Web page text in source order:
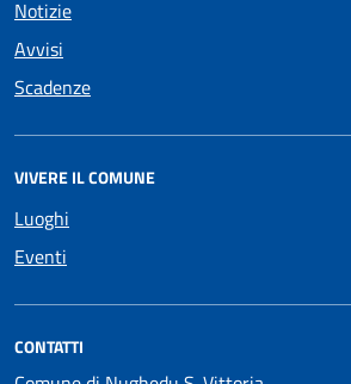
Notizie
Avvisi
Scadenze
VIVERE IL COMUNE
Luoghi
Eventi
CONTATTI